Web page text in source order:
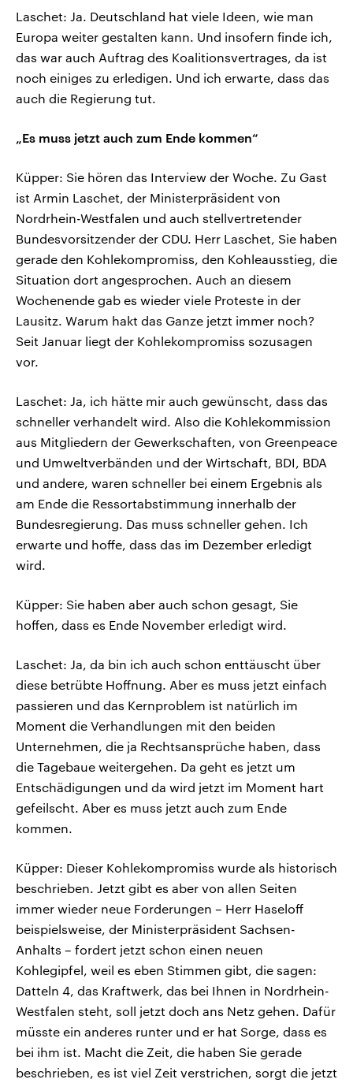
Laschet: Ja. Deutschland hat viele Ideen, wie man
Europa weiter gestalten kann. Und insofern finde ich,
das war auch Auftrag des Koalitionsvertrages, da ist
noch einiges zu erledigen. Und ich erwarte, dass das
auch die Regierung tut.
„Es muss jetzt auch zum Ende kommen“
Küpper: Sie hören das Interview der Woche. Zu Gast
ist Armin Laschet, der Ministerpräsident von
Nordrhein-Westfalen und auch stellvertretender
Bundesvorsitzender der CDU. Herr Laschet, Sie haben
gerade den Kohlekompromiss, den Kohleausstieg, die
Situation dort angesprochen. Auch an diesem
Wochenende gab es wieder viele Proteste in der
Lausitz. Warum hakt das Ganze jetzt immer noch?
Seit Januar liegt der Kohlekompromiss sozusagen
vor.
Laschet: Ja, ich hätte mir auch gewünscht, dass das
schneller verhandelt wird. Also die Kohlekommission
aus Mitgliedern der Gewerkschaften, von Greenpeace
und Umweltverbänden und der Wirtschaft, BDI, BDA
und andere, waren schneller bei einem Ergebnis als
am Ende die Ressortabstimmung innerhalb der
Bundesregierung. Das muss schneller gehen. Ich
erwarte und hoffe, dass das im Dezember erledigt
wird.
Küpper: Sie haben aber auch schon gesagt, Sie
hoffen, dass es Ende November erledigt wird.
Laschet: Ja, da bin ich auch schon enttäuscht über
diese betrübte Hoffnung. Aber es muss jetzt einfach
passieren und das Kernproblem ist natürlich im
Moment die Verhandlungen mit den beiden
Unternehmen, die ja Rechtsansprüche haben, dass
die Tagebaue weitergehen. Da geht es jetzt um
Entschädigungen und da wird jetzt im Moment hart
gefeilscht. Aber es muss jetzt auch zum Ende
kommen.
Küpper: Dieser Kohlekompromiss wurde als historisch
beschrieben. Jetzt gibt es aber von allen Seiten
immer wieder neue Forderungen – Herr Haseloff
beispielsweise, der Ministerpräsident Sachsen-
Anhalts – fordert jetzt schon einen neuen
Kohlegipfel, weil es eben Stimmen gibt, die sagen:
Datteln 4, das Kraftwerk, das bei Ihnen in Nordrhein-
Westfalen steht, soll jetzt doch ans Netz gehen. Dafür
müsste ein anderes runter und er hat Sorge, dass es
bei ihm ist. Macht die Zeit, die haben Sie gerade
beschrieben, es ist viel Zeit verstrichen, sorgt die jetzt